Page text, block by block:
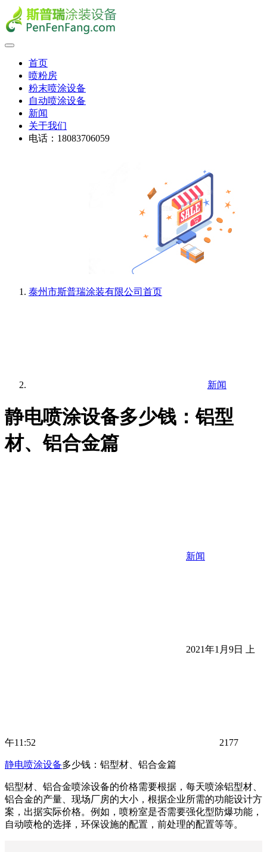
首页
喷粉房
粉末喷涂设备
自动喷涂设备
新闻
关于我们
电话：18083706059
泰州市斯普瑞涂装有限公司 首页
新闻
静电喷涂设备多少钱：铝型
材、铝合金篇
新闻
2021年1月9日 上
午11:52 2177
静电喷涂设备多少钱：铝型材、铝合金篇
铝型材、铝合金喷涂设备的价格需要根据，每天喷涂铝型材、
铝合金的产量、现场厂房的大小，根据企业所需的功能设计方
案，出据实际价格。例如，喷粉室是否需要强化型防爆功能，
自动喷枪的选择，环保设施的配置，前处理的配置等等。